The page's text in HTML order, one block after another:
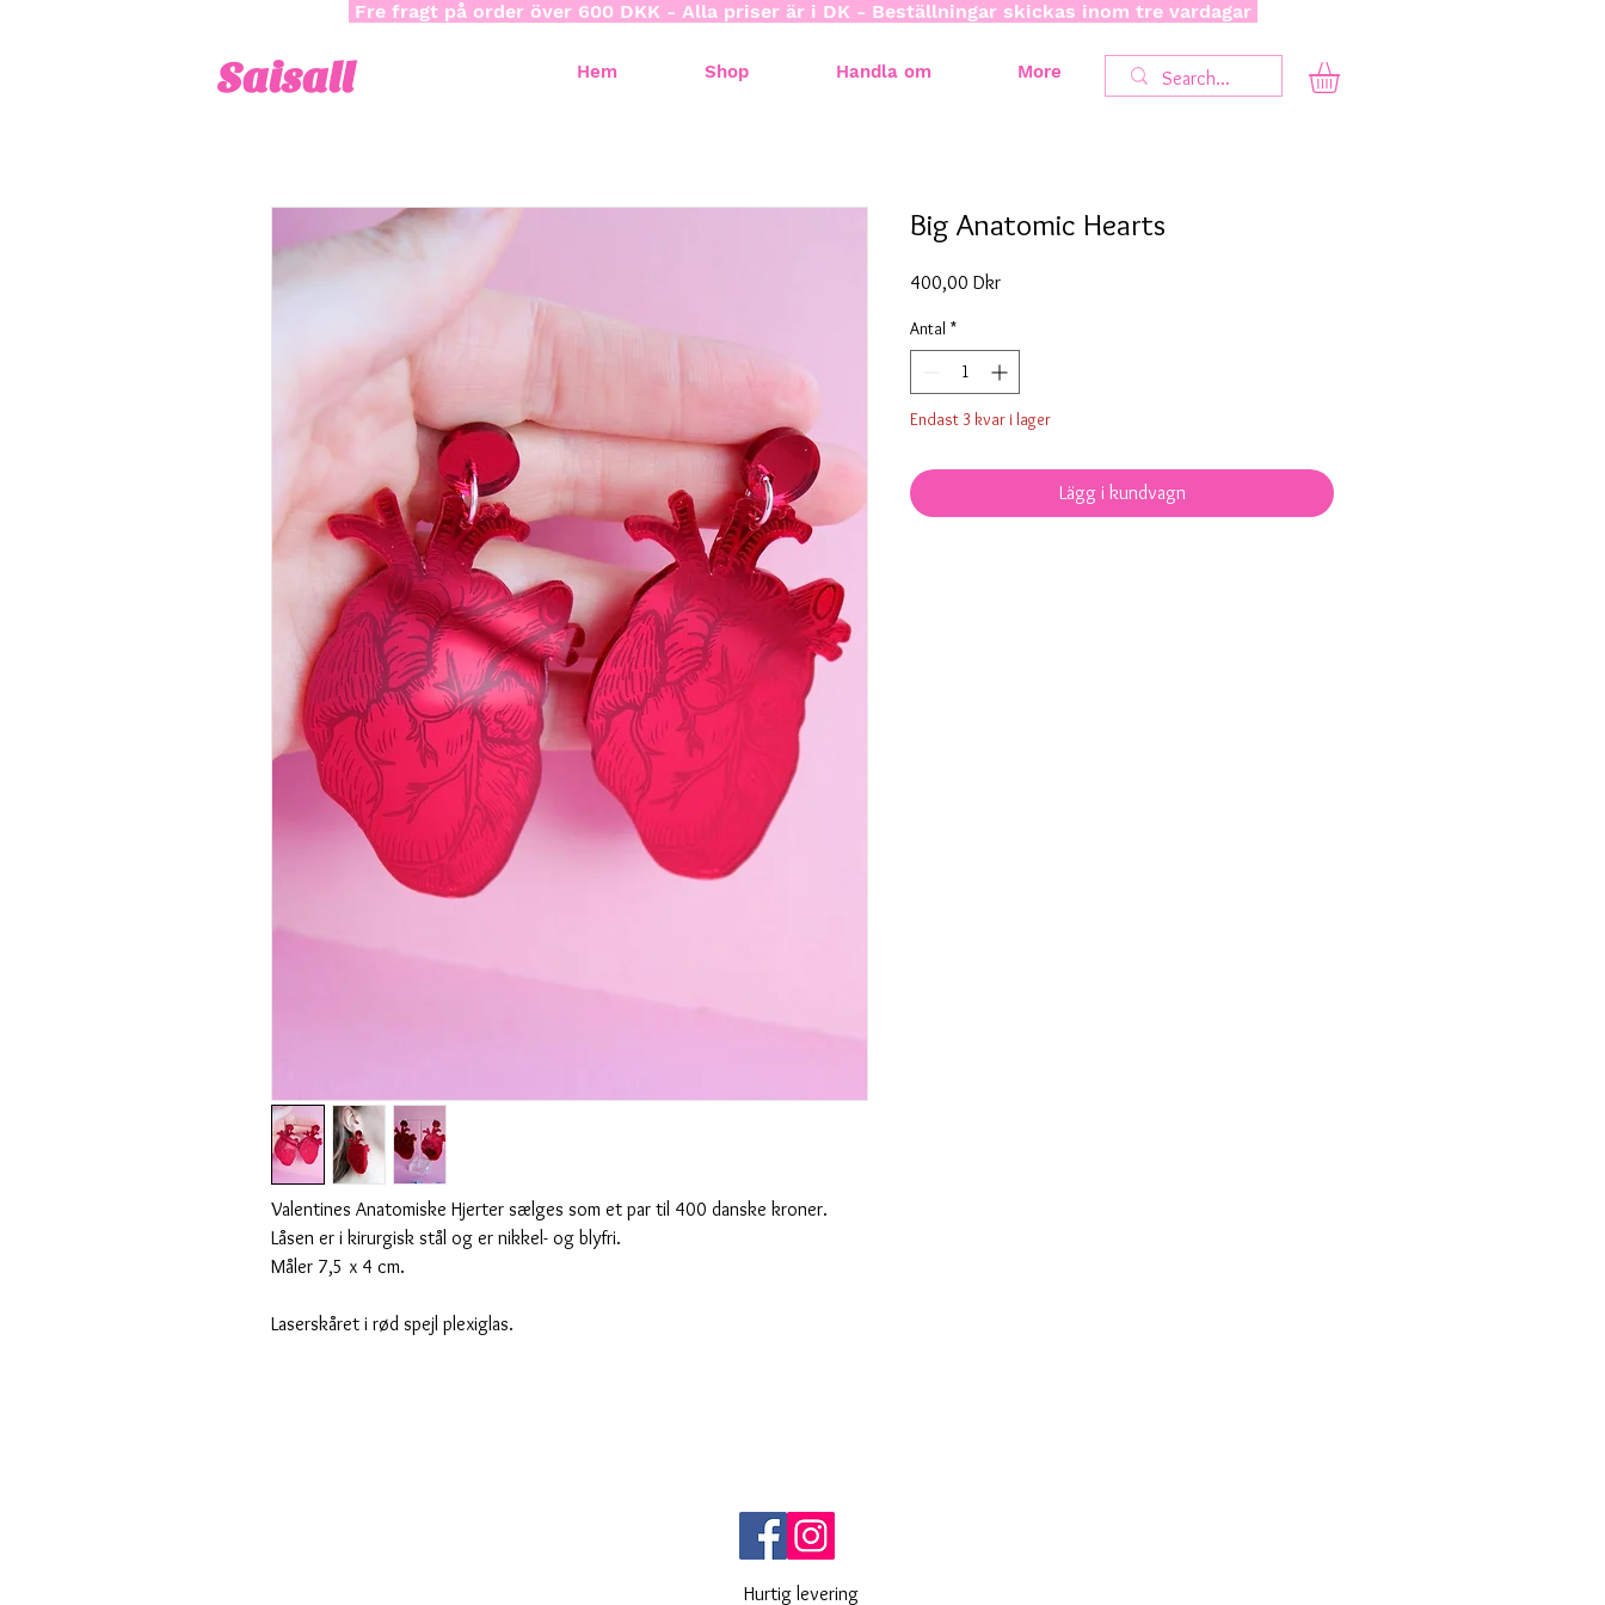
Fre fragt på order över 600 DKK - Alla priser är i DK - Beställningar skickas inom tre vardagar
Saisall Hem Shop Handla om More
Valentines Anatomiske Hjerter sælges som et par til 400 danske kroner.
Låsen er i kirurgisk stål og er nikkel- og blyfri.
Måler 7,5 x 4 cm.
Laserskåret i rød spejl plexiglas.
Big Anatomic Hearts
400,00 DkrPris
Antal *
Endast 3 kvar i lager
Lägg i kundvagn
Hurtig levering